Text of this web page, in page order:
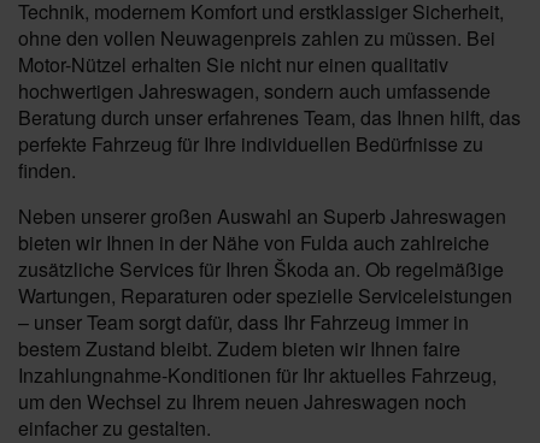
Technik, modernem Komfort und erstklassiger Sicherheit,
ohne den vollen Neuwagenpreis zahlen zu müssen. Bei
Motor-Nützel erhalten Sie nicht nur einen qualitativ
hochwertigen Jahreswagen, sondern auch umfassende
Beratung durch unser erfahrenes Team, das Ihnen hilft, das
perfekte Fahrzeug für Ihre individuellen Bedürfnisse zu
finden.
Neben unserer großen Auswahl an Superb Jahreswagen
bieten wir Ihnen in der Nähe von Fulda auch zahlreiche
zusätzliche Services für Ihren Škoda an. Ob regelmäßige
Wartungen, Reparaturen oder spezielle Serviceleistungen
– unser Team sorgt dafür, dass Ihr Fahrzeug immer in
bestem Zustand bleibt. Zudem bieten wir Ihnen faire
Inzahlungnahme-Konditionen für Ihr aktuelles Fahrzeug,
um den Wechsel zu Ihrem neuen Jahreswagen noch
einfacher zu gestalten.